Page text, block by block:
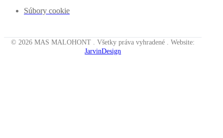
Súbory cookie
© 2026 MAS MALOHONT . Všetky práva vyhradené . Website:
JarvinDesign